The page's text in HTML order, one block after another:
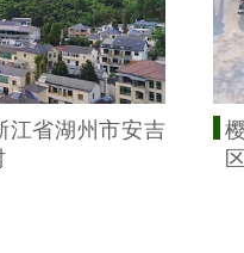
省湖州市安吉